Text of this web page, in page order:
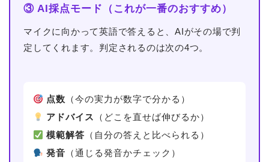
③ AI採点モード（これが一番のおすすめ）
マイクに向かって英語で答えると、AIがその場で判
定してくれます。判定されるのは次の4つ。
点数 （今の実力が数字で分かる）
アドバイス
（どこを直せば伸びるか）
模範解答 （自分の答えと比べられる）
発音 （通じる発音かチェック）